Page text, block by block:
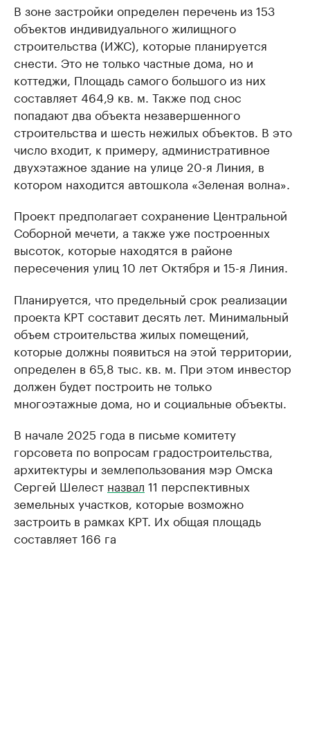
В зоне застройки определен перечень из 153
объектов индивидуального жилищного
строительства (ИЖС), которые планируется
снести. Это не только частные дома, но и
коттеджи, Площадь самого большого из них
составляет 464,9 кв. м. Также под снос
попадают два объекта незавершенного
строительства и шесть нежилых объектов. В это
число входит, к примеру, административное
двухэтажное здание на улице 20-я Линия, в
котором находится автошкола «Зеленая волна».
Проект предполагает сохранение Центральной
Соборной мечети, а также уже построенных
высоток, которые находятся в районе
пересечения улиц 10 лет Октября и 15-я Линия.
Планируется, что предельный срок реализации
проекта КРТ составит десять лет. Минимальный
объем строительства жилых помещений,
которые должны появиться на этой территории,
определен в 65,8 тыс. кв. м. При этом инвестор
должен будет построить не только
многоэтажные дома, но и социальные объекты.
В начале 2025 года в письме комитету
горсовета по вопросам градостроительства,
архитектуры и землепользования мэр Омска
Сергей Шелест назвал 11 перспективных
земельных участков, которые возможно
застроить в рамках КРТ. Их общая площадь
составляет 166 га